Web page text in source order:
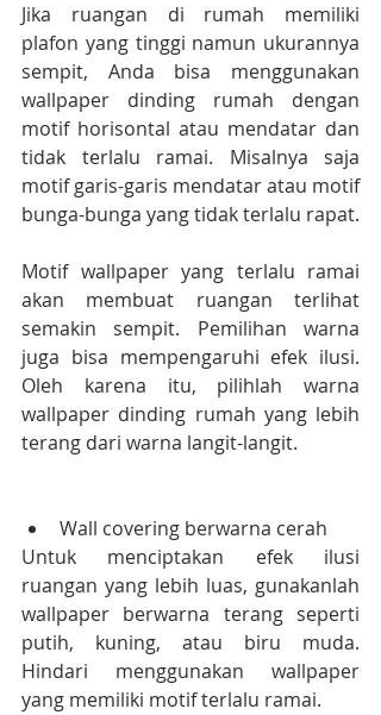
Jika ruangan di rumah memiliki
plafon yang tinggi namun ukurannya
sempit, Anda bisa menggunakan
wallpaper dinding rumah dengan
motif horisontal atau mendatar dan
tidak terlalu ramai. Misalnya saja
motif garis-garis mendatar atau motif
bunga-bunga yang tidak terlalu rapat.
Motif wallpaper yang terlalu ramai
akan membuat ruangan terlihat
semakin sempit. Pemilihan warna
juga bisa mempengaruhi efek ilusi.
Oleh karena itu, pilihlah warna
wallpaper dinding rumah yang lebih
terang dari warna langit-langit.
Wall covering berwarna cerah
Untuk menciptakan efek ilusi
ruangan yang lebih luas, gunakanlah
wallpaper berwarna terang seperti
putih, kuning, atau biru muda.
Hindari menggunakan wallpaper
yang memiliki motif terlalu ramai.